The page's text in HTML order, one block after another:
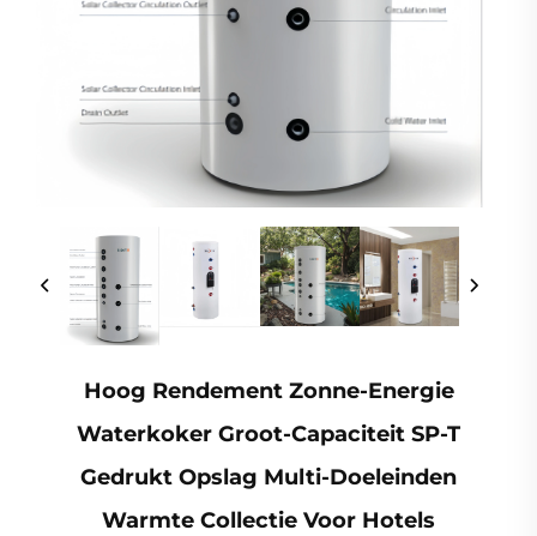
Hoog Rendement Zonne-Energie
Waterkoker Groot-Capaciteit SP-T
Gedrukt Opslag Multi-Doeleinden
Warmte Collectie Voor Hotels